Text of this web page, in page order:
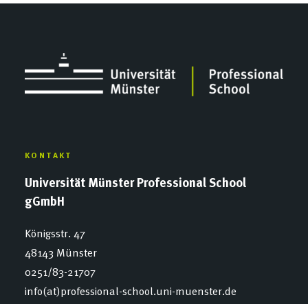
KONTAKT
Universität Münster Professional School
gGmbH
Königsstr. 47
48143 Münster
0251/83-21707
info(at)professional-school.uni-muenster.de